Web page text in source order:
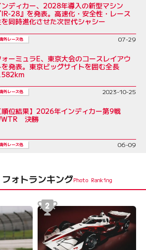
ンディカー、2028年導入の新型マシン
IR-28』を発表。高速化・安全性・レース
同時進化させた次世代シャシー
海外レース他 07-29
ォーミュラE、東京大会のコースレイアウ
を発表。東京ビッグサイトを囲む全長
海外レース他 2023-10-25
順位結果】2026年インディカー第9戦
決勝
海外レース他 06-09
ォトランキング